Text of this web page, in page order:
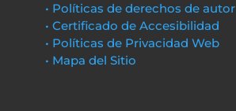
• Políticas de derechos de autor
• Certificado de Accesibilidad
• Políticas de Privacidad Web
• Mapa del Sitio